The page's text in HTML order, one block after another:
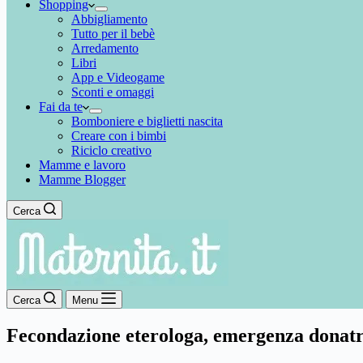
Shopping
Abbigliamento
Tutto per il bebè
Arredamento
Libri
App e Videogame
Sconti e omaggi
Fai da te
Bomboniere e biglietti nascita
Creare con i bimbi
Riciclo creativo
Mamme e lavoro
Mamme Blogger
Cerca
Cerca Menu
Fecondazione eterologa, emergenza